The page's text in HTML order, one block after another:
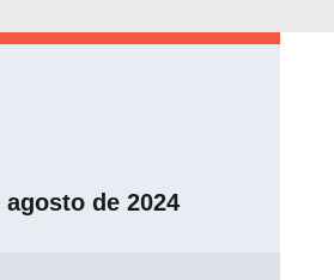
agosto de 2024